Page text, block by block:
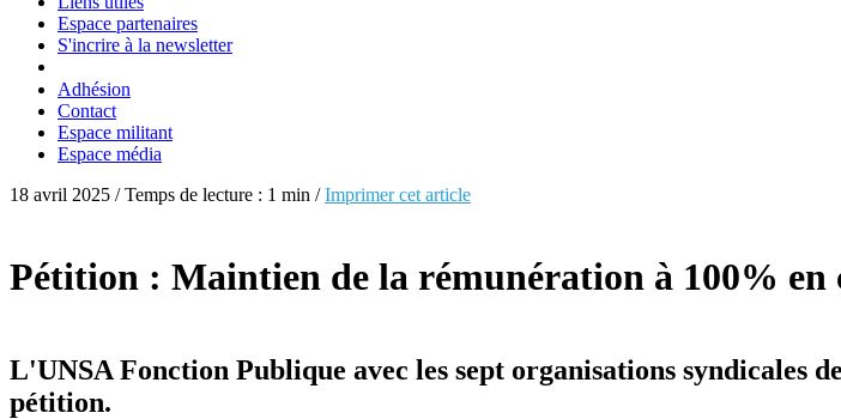
Espace partenaires
S'incrire à la newsletter
Adhésion
Contact
Espace militant
Espace média
18 avril 2025 / Temps de lecture : 1 min /Imprimer cet article
Pétition : Maintien de la rémunération à 100% en
L'UNSA Fonction Publique avec les sept organisations syndicales
pétition.